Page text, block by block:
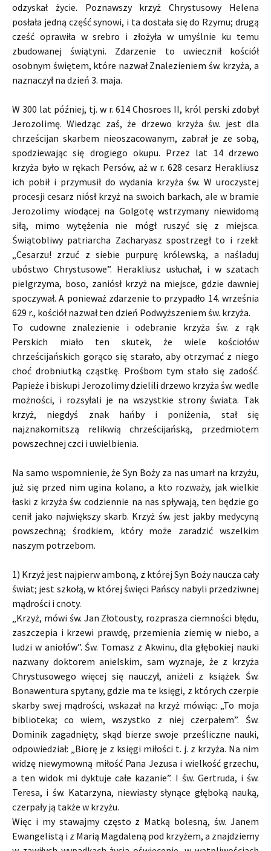
odzyskał życie. Poznawszy krzyż Chrystusowy Helena
posłała jedną część synowi, i ta dostała się do Rzymu; drugą
cześć oprawiła w srebro i złożyła w umyślnie ku temu
zbudowanej świątyni. Zdarzenie to uwiecznił kościół
osobnym świętem, które nazwał Znalezieniem św. krzyża, a
naznaczył na dzień 3. maja.
W 300 lat później, tj. w r. 614 Chosroes II, król perski zdobył
Jerozolimę. Wiedząc zaś, że drzewo krzyża św. jest dla
chrześcijan skarbem nieoszacowanym, zabrał je ze sobą,
spodziewając się drogiego okupu. Przez lat 14 drzewo
krzyża było w rękach Persów, aż w r. 628 cesarz Herakliusz
ich pobił i przymusił do wydania krzyża św. W uroczystej
procesji cesarz niósł krzyż na swoich barkach, ale w bramie
Jerozolimy wiodącej na Golgotę wstrzymany niewidomą
siłą, mimo wytężenia nie mógł ruszyć się z miejsca.
Świątobliwy patriarcha Zacharyasz spostrzegł to i rzekł:
„Cesarzu! zrzuć z siebie purpurę królewską, a naśladuj
ubóstwo Chrystusowe”. Herakliusz usłuchał, i w szatach
pielgrzyma, boso, zaniósł krzyż na miejsce, gdzie dawniej
spoczywał. A ponieważ zdarzenie to przypadło 14. września
629 r., kościół nazwał ten dzień Podwyższeniem św. krzyża.
To cudowne znalezienie i odebranie krzyża św. z rąk
Perskich miało ten skutek, że wiele kościołów
chrześcijańskich gorąco się starało, aby otrzymać z niego
choć drobniutką cząstkę. Prośbom tym stało się zadość.
Papieże i biskupi Jerozolimy dzielili drzewo krzyża św. wedle
możności, i rozsyłali je na wszystkie strony świata. Tak
krzyż, niegdyś znak hańby i poniżenia, stał się
najznakomitszą relikwią chrześcijańską, przedmiotem
powszechnej czci i uwielbienia.
Na samo wspomnienie, że Syn Boży za nas umarł na krzyżu,
już się przed nim ugina kolano, a kto rozważy, jak wielkie
łaski z krzyża św. codziennie na nas spływają, ten będzie go
cenił jako największy skarb. Krzyż św. jest jakby medycyną
powszechną; środkiem, który może zaradzić wszelkim
naszym potrzebom.
1) Krzyż jest najpierw amboną, z której Syn Boży naucza cały
świat; jest szkołą, w której święci Pańscy nabyli przedziwnej
mądrości i cnoty.
„Krzyż, mówi św. Jan Złotousty, rozprasza ciemności błędu,
zaszczepia i krzewi prawdę, przemienia ziemię w niebo, a
ludzi w aniołów”. Św. Tomasz z Akwinu, dla głębokiej nauki
nazwany doktorem anielskim, sam wyznaje, że z krzyża
Chrystusowego więcej się nauczył, aniżeli z książek. Św.
Bonawentura spytany, gdzie ma te księgi, z których czerpie
skarby swej mądrości, wskazał na krzyż mówiąc: „To moja
biblioteka; co wiem, wszystko z niej czerpałem”. Św.
Dominik zagadnięty, skąd bierze swoje prześliczne nauki,
odpowiedział: „Biorę je z księgi miłości t. j. z krzyża. Na nim
widzę niewymowną miłość Pana Jezusa i wielkość grzechu,
a ten widok mi dyktuje całe kazanie”. I św. Gertruda, i św.
Teresa, i św. Katarzyna, niewiasty słynące głęboką nauką,
czerpały ją także w krzyżu.
Więc i my stawajmy często z Matką bolesną, św. Janem
Ewangelistą i z Marią Magdaleną pod krzyżem, a znajdziemy